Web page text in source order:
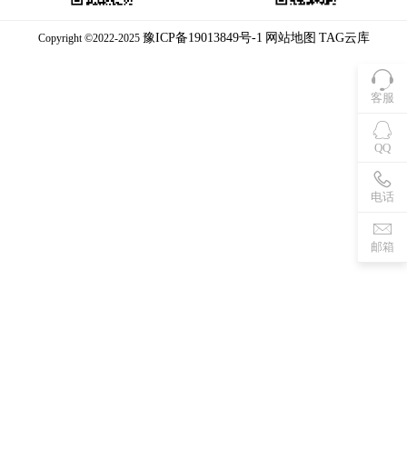
客服
QQ
电话
邮箱
Copyright ©2022-2025 豫ICP备19013849号-1 网站地图 TAG云库